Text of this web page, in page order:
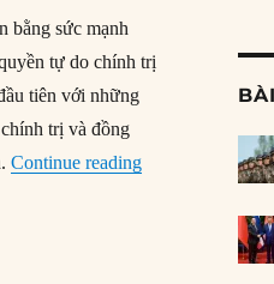
bằng sức mạnh
tự do chính trị
tiên với những
trị và đồng
Continue reading“Tại sao việc